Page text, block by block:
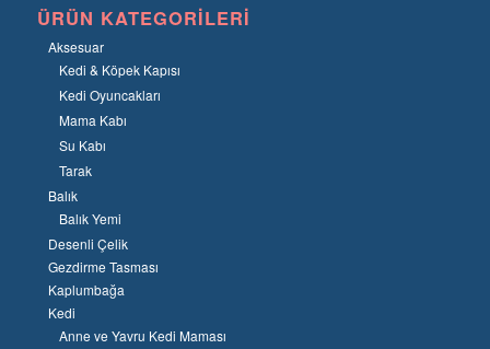
ÜRÜN KATEGORILERI
Aksesuar
Kedi & Köpek Kapısı
Kedi Oyuncakları
Mama Kabı
Su Kabı
Tarak
Balık
Balık Yemi
Desenli Çelik
Gezdirme Tasması
Kaplumbağa
Kedi
Anne ve Yavru Kedi Maması